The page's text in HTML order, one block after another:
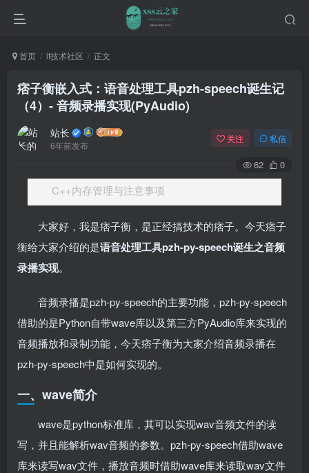
首页 it技术社区 正文
痞子衡嵌入式：语音处理工具pzh-speech诞生记
（4）- 音频录播实现(PyAudio)
站长
6年前发布
关注 私信
62 0
C++内存管理与注意事项
大家好，我是痞子衡，是正经搞技术的痞子。今天痞子
衡给大家介绍的是语音处理工具pzh-py-speech诞生之音频
录播实现。
音频录播是pzh-py-speech的主要功能，pzh-py-speech
借助的是Python自带wave库以及第三方PyAudio库来实现的
音频播放和录制功能，今天痞子衡为大家介绍音频录播在
pzh-py-speech中是如何实现的。
一、wave简介
wave是python标准库，其可以实现wav音频文件的读
写，并且能解析wav音频的参数。pzh-py-speech借助wave
库来读写wav文件，播放音频时借助wave库来读取wav文件